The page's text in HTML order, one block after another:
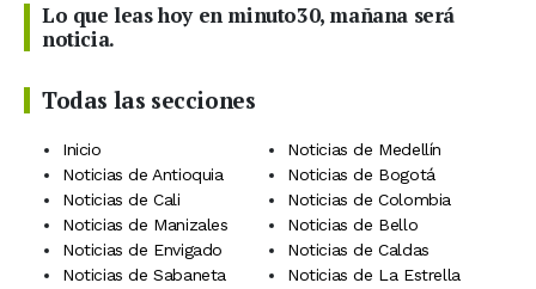
Lo que leas hoy en minuto30, mañana será
noticia.
Todas las secciones
Inicio
Noticias de Medellín
Noticias de Antioquia
Noticias de Bogotá
Noticias de Cali
Noticias de Colombia
Noticias de Manizales
Noticias de Bello
Noticias de Envigado
Noticias de Caldas
Noticias de Sabaneta
Noticias de La Estrella